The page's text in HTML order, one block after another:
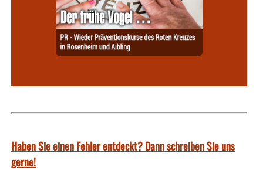
Haben Sie einen Fehler entdeckt? Dann schreiben Sie uns
gerne!